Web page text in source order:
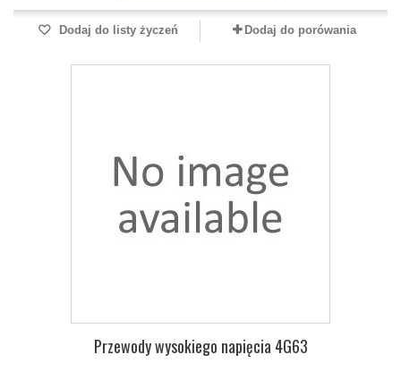
Dodaj do listy życzeń Dodaj do porówania
Przewody wysokiego napięcia 4G63